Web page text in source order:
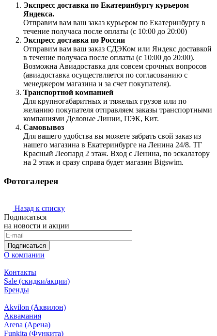
Экспресс доставка по Екатеринбургу курьером
Яндекса.
Отправим вам ваш заказ курьером по Екатеринбургу в
течение получаса после оплаты (с 10:00 до 20:00)
Экспресс доставка по России
Отправим вам ваш заказ СДЭКом или Яндекс доставкой
в течение получаса после оплаты (с 10:00 до 20:00).
Возможна Авиадоставка для совсем срочных вопросов
(авиадоставка осуществляется по согласованию с
менеджером магазина и за счет покупателя).
Транспортной компанией
Для крупногабаритных и тяжелых грузов или по
желанию покупателя отправляем заказы транспортными
компаниями Деловые Линии, ПЭК, Кит.
Самовывоз
Для вашего удобства вы можете забрать свой заказ из
нашего магазина в Екатеринбурге на Ленина 24/8. ТГ
Красный Леопард 2 этаж. Вход с Ленина, по эскалатору
на 2 этаж и сразу справа будет магазин Bigswim.
Фотогалерея
Назад к списку
Подписаться
на новости и акции
Подписаться
О компании
Контакты
Sale (скидки/акции)
Бренды
Akvilon (Аквилон)
Аквамания
Arena (Арена)
Funkita (Функита)